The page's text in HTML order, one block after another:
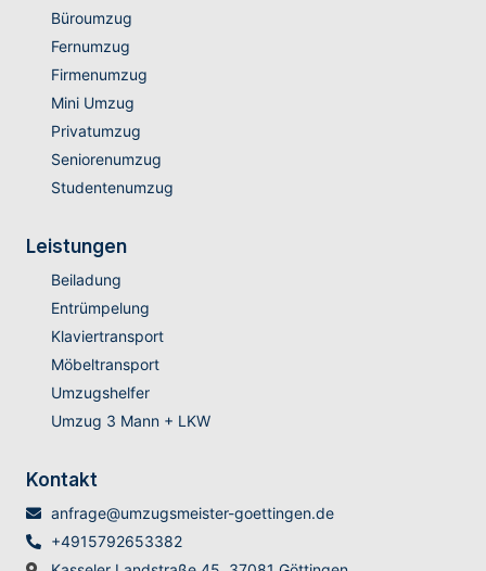
Büroumzug
Fernumzug
Firmenumzug
Mini Umzug
Privatumzug
Seniorenumzug
Studentenumzug
Leistungen
Beiladung
Entrümpelung
Klaviertransport
Möbeltransport
Umzugshelfer
Umzug 3 Mann + LKW
Kontakt
anfrage@umzugsmeister-goettingen.de
+4915792653382